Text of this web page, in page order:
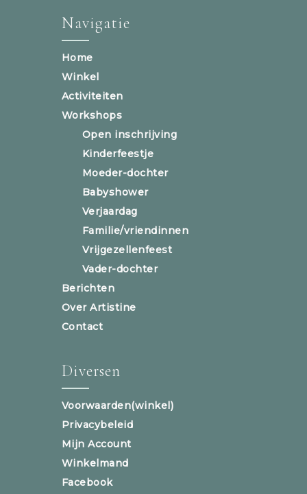
Navigatie
Home
Winkel
Activiteiten
Workshops
Open inschrijving
Kinderfeestje
Moeder-dochter
Babyshower
Verjaardag
Familie/vriendinnen
Vrijgezellenfeest
Vader-dochter
Berichten
Over Artistine
Contact
Diversen
Voorwaarden(winkel)
Privacybeleid
Mijn Account
Winkelmand
Facebook